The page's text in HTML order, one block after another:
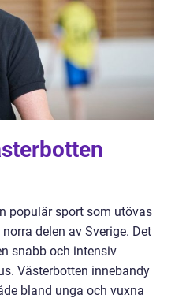
populär sport som utövas
delen av Sverige. Det
snabb och intensiv
Västerbotten innebandy
bland unga och vuxna